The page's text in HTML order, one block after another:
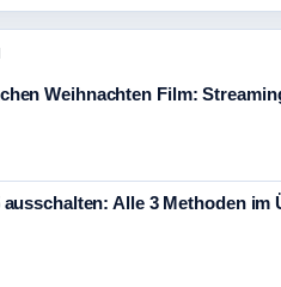
Weihnachten Film:
ausschalten: Alle 3 Methoden im